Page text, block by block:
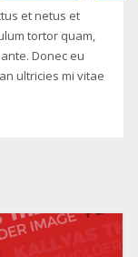
et netus et
tortor quam,
Donec eu
ultricies mi vitae